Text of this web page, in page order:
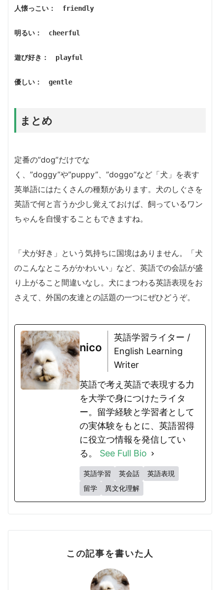
人懐っこい：　friendly
明るい：　cheerful
遊び好き：　playful
優しい：　gentle
まとめ
定番の”dog”だけでな
く、”doggy”や”puppy”、”doggo”など「犬」を表す
英単語にはたくさんの種類があります。犬のしぐさを
英語で何と言うか少し覚えておけば、飼っているワン
ちゃんを自慢することもできますね。
「犬が好き」という気持ちに国境はありません。「犬
のこんなところがかわいい」など、英語での会話が盛
り上がること間違いなし。犬にまつわる英語表現をお
さえて、外国の友達との話題の一つにぜひどうぞ。
nico
英語学習ライター /
English Learning
Writer
英語で考え英語で表現する力
を大学で身につけたライタ
ー。留学経験と学習者として
の実体験をもとに、英語習得
に役立つ情報を発信してい
る。 See Full Bio
英語学習 英会話
英語表現
留学
異文化理解
この記事を書いた人